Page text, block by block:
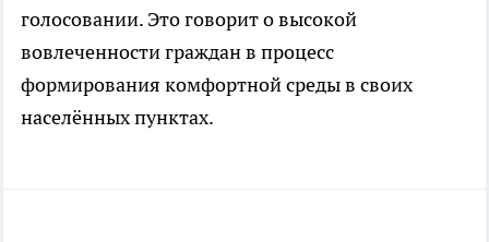
голосовании. Это говорит о высокой
вовлеченности граждан в процесс
формирования комфортной среды в своих
населённых пунктах.